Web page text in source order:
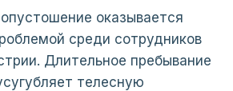
оказывается
среди сотрудников
Длительное пребывание
телесную